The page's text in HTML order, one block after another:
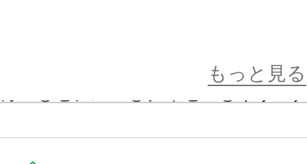
①ソフィ ②ベアトリーチェ ③パ
もっと見る